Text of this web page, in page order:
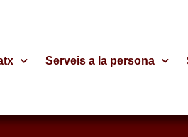
Serveis a la persona